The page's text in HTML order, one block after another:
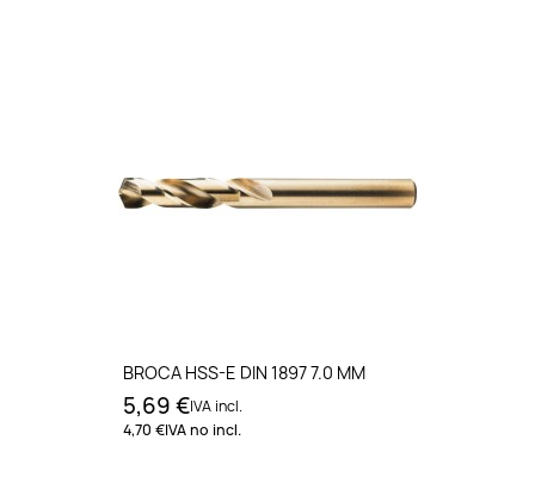
BROCA HSS-E DIN 1897 7.0 MM
5,69 €IVA incl.
4,70 €IVA no incl.